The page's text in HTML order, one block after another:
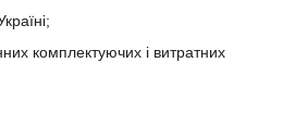
комплектуючих і витратних